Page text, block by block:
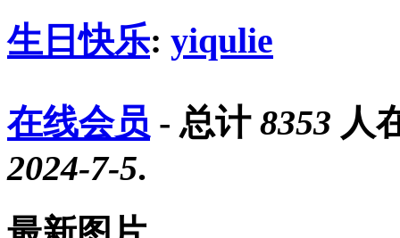
生日快乐: yiqulie
在线会员 - 总计 8353 人
2024-7-5.